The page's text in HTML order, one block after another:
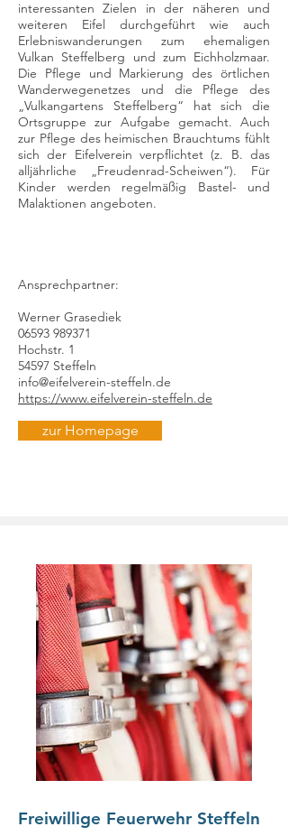
interessanten Zielen in der näheren und
weiteren Eifel durchgeführt wie auch
Erlebniswanderungen zum ehemaligen
Vulkan Steffelberg und zum Eichholzmaar.
Die Pflege und Markierung des örtlichen
Wanderwegenetzes und die Pflege des
„Vulkangartens Steffelberg“ hat sich die
Ortsgruppe zur Aufgabe gemacht. Auch
zur Pflege des heimischen Brauchtums fühlt
sich der Eifelverein verpflichtet (z. B. das
alljährliche „Freudenrad-Scheiwen“). Für
Kinder werden regelmäßig Bastel- und
Malaktionen angeboten.
Ansprechpartner:
Werner Grasediek
06593 989371
Hochstr. 1
54597 Steffeln
info@eifelverein-steffeln.de
https://www.eifelverein-steffeln.de
zur Homepage
Freiwillige Feuerwehr Steffeln